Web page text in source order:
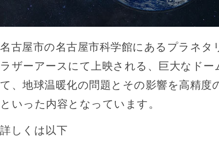
名古屋市の名古屋市科学館にあるプラネタ
ラザーアースにて上映される、巨大なド
て、地球温暖化の問題とその影響を高精度
といった内容となっています。
詳しくは以下